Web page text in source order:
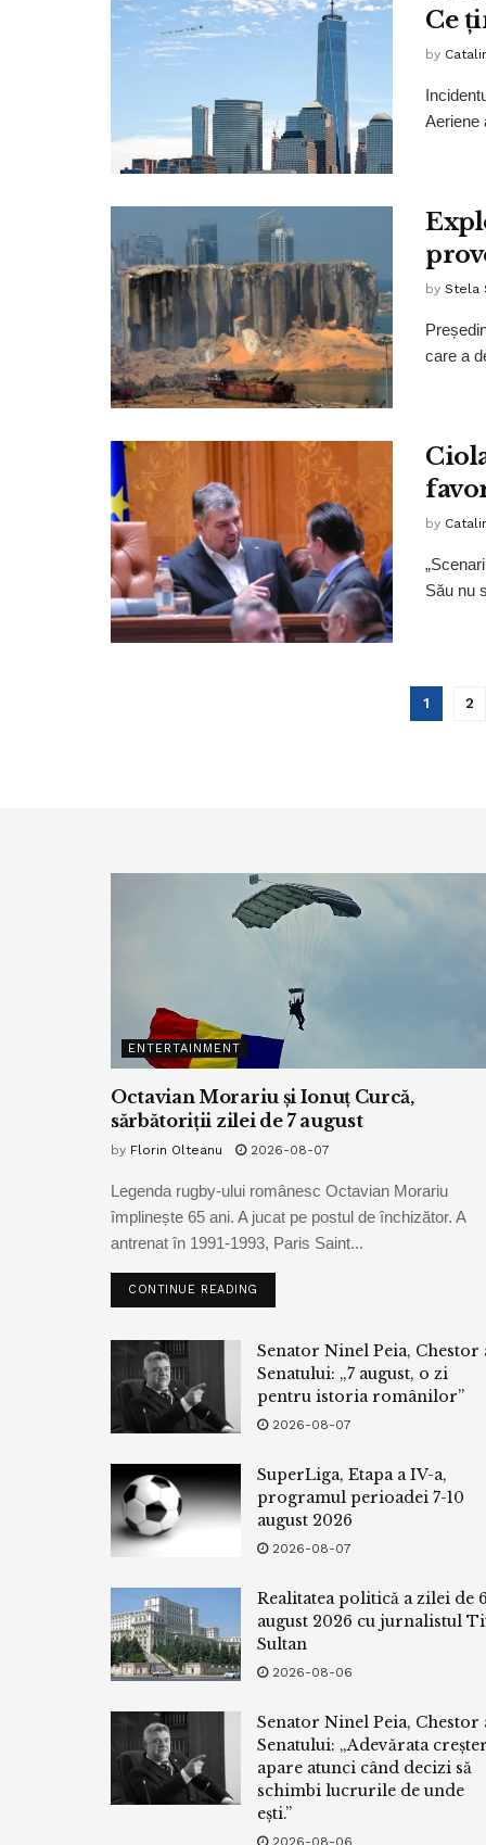
Ce
by
Aeriene
by Stela
care a
by
Său nu
1 2
ENTERTAINMENT
Octavian Morariu și Ionuț Curcă,
sărbătoriții zilei de 7 august
by Florin Olteanu 2026-08-07
Legenda rugby-ului românesc Octavian Morariu
împlinește 65 ani. A jucat pe postul de închizător. A
antrenat în 1991-1993, Paris Saint...
CONTINUE READING
Senator Ninel Peia, Chestor
Senatului: „7 august, o zi
pentru istoria românilor”
2026-08-07
SuperLiga, Etapa a IV-a,
programul perioadei 7-10
august 2026
2026-08-07
Realitatea politică a zilei de
august 2026 cu jurnalistul
Sultan
2026-08-06
Senator Ninel Peia, Chestor
Senatului: „Adevărata
apare atunci când decizi să
schimbi lucrurile de unde
ești.”
2026-08-06